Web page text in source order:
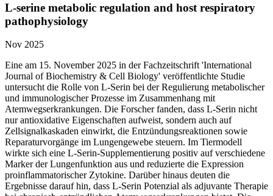
L-serine metabolic regulation and host respiratory
pathophysiology
Nov 2025
Eine am 15. November 2025 in der Fachzeitschrift 'International
Journal of Biochemistry & Cell Biology' veröffentlichte Studie
untersucht die Rolle von L-Serin bei der Regulierung metabolischer
und immunologischer Prozesse im Zusammenhang mit
Atemwegserkrankungen. Die Forscher fanden, dass L-Serin nicht
nur antioxidative Eigenschaften aufweist, sondern auch auf
Zellsignalkaskaden einwirkt, die Entzündungsreaktionen sowie
Reparaturvorgänge im Lungengewebe steuern. Im Tiermodell
wirkte sich eine L-Serin-Supplementierung positiv auf verschiedene
Marker der Lungenfunktion aus und reduzierte die Expression
proinflammatorischer Zytokine. Darüber hinaus deuten die
Ergebnisse darauf hin, dass L-Serin Potenzial als adjuvante Therapie